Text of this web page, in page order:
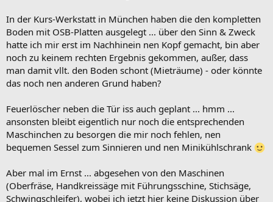
In der Kurs-Werkstatt in München haben die den kompletten
Boden mit OSB-Platten ausgelegt ... über den Sinn & Zweck
hatte ich mir erst im Nachhinein nen Kopf gemacht, bin aber
noch zu keinem rechten Ergebnis gekommen, außer, dass
man damit vllt. den Boden schont (Mieträume) - oder könnte
das noch nen anderen Grund haben?
Feuerlöscher neben die Tür iss auch geplant ... hmm ...
ansonsten bleibt eigentlich nur noch die entsprechenden
Maschinchen zu besorgen die mir noch fehlen, nen
bequemen Sessel zum Sinnieren und nen Minikühlschrank
Aber mal im Ernst ... abgesehen von den Maschinen
(Oberfräse, Handkreissäge mit Führungsschine, Stichsäge,
Schwingschleifer), wobei ich jetzt hier keine Diskussion über